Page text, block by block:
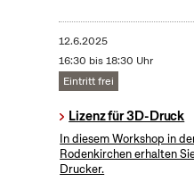
12.6.2025
16:30 bis 18:30 Uhr
Eintritt frei
Lizenz für 3D-Druck
In diesem Workshop in
Rodenkirchen erhalten
Drucker.